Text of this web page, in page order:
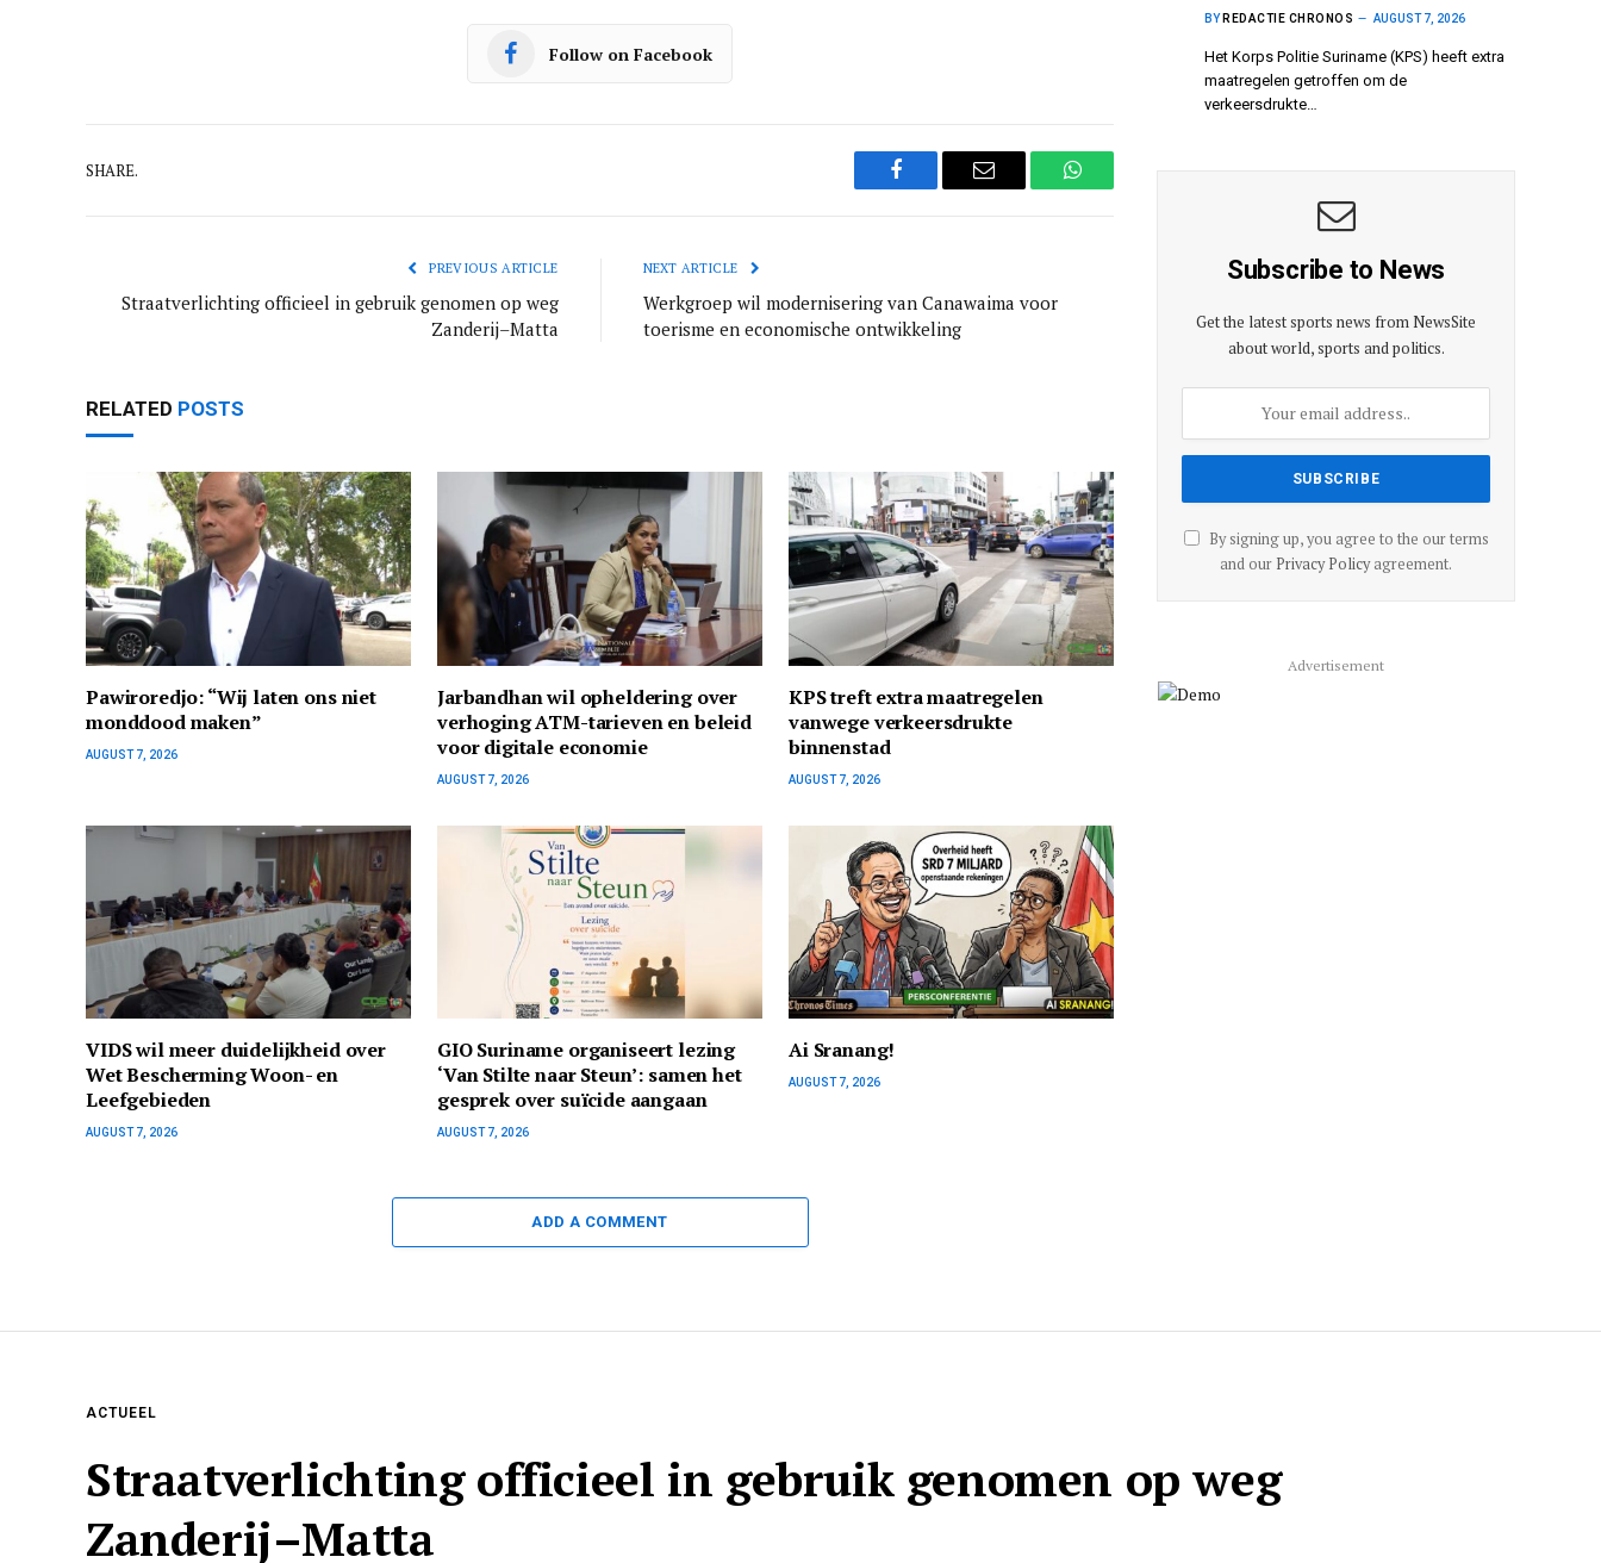
Follow on Facebook
SHARE.
Facebook Email WhatsApp
PREVIOUS ARTICLE
Straatverlichting officieel in gebruik genomen op weg
Zanderij–Matta
NEXT ARTICLE
Werkgroep wil modernisering van Canawaima voor
toerisme en economische ontwikkeling
RELATED POSTS
Pawiroredjo: “Wij laten ons niet
monddood maken”
AUGUST 7, 2026
Jarbandhan wil opheldering over
verhoging ATM-tarieven en beleid
voor digitale economie
AUGUST 7, 2026
KPS treft extra maatregelen
vanwege verkeersdrukte
binnenstad
AUGUST 7, 2026
VIDS wil meer duidelijkheid over
Wet Bescherming Woon- en
Leefgebieden
AUGUST 7, 2026
GIO Suriname organiseert lezing
‘Van Stilte naar Steun’: samen het
gesprek over suïcide aangaan
AUGUST 7, 2026
Ai Sranang!
AUGUST 7, 2026
ADD A COMMENT
BY REDACTIE CHRONOS AUGUST 7, 2026
Het Korps Politie Suriname (KPS) heeft extra
maatregelen getroffen om de
verkeersdrukte…
Subscribe to News
Get the latest sports news from NewsSite
about world, sports and politics.
By signing up, you agree to the our terms
and our Privacy Policyagreement.
Advertisement
ACTUEEL
Straatverlichting officieel in gebruik genomen op weg
Zanderij–Matta